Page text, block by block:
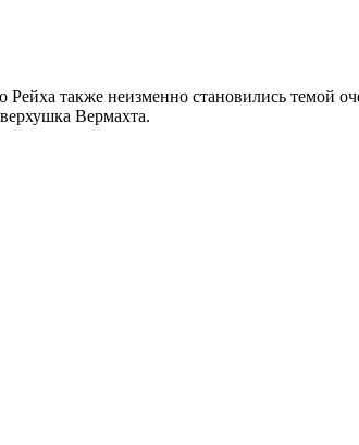
также неизменно становились темой
Вермахта.